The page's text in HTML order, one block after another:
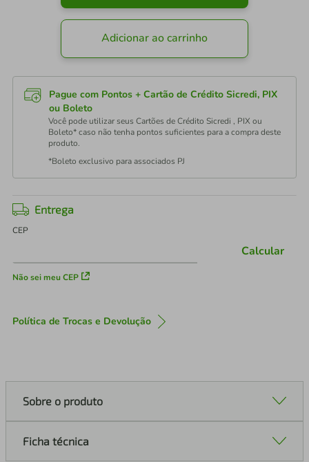
Adicionar ao carrinho
Pague com Pontos + Cartão de Crédito Sicredi, PIX
ou Boleto
Você pode utilizar seus Cartões de Crédito Sicredi , PIX ou
Boleto* caso não tenha pontos suficientes para a compra deste
produto.
*Boleto exclusivo para associados PJ
Entrega
CEP
Não sei meu CEP
Calcular
Política de Trocas e Devolução
Sobre o produto
Ficha técnica